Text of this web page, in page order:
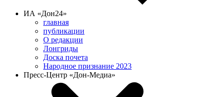
ИА «Дон24»
главная
публикации
О редакции
Лонгриды
Доска почета
Народное признание 2023
Пресс-Центр «Дон-Медиа»